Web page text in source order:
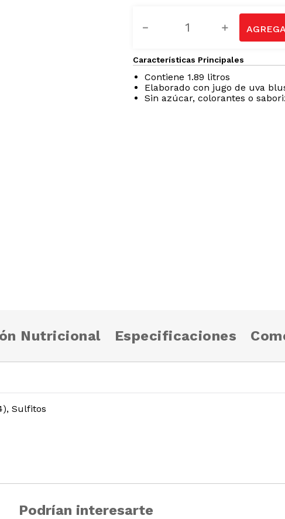
＋
－
Características Principales
Contiene 1.89 litros
Elaborado con jugo de uva
Sin azúcar, colorantes o
Nutricional Especificaciones
Sulfitos
Podrían interesarte